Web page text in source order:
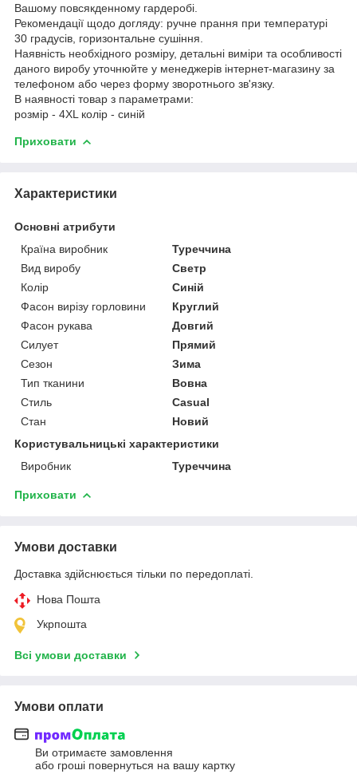
Вашому повсякденному гардеробі.
Рекомендації щодо догляду: ручне прання при температурі
30 градусів, горизонтальне сушіння.
Наявність необхідного розміру, детальні виміри та особливості
даного виробу уточнюйте у менеджерів інтернет-магазину за
телефоном або через форму зворотнього зв'язку.
В наявності товар з параметрами:
розмір - 4XL колір - синій
Приховати
Характеристики
Основні атрибути
Країна виробник
Туреччина
Вид виробу
Светр
Колір
Синій
Фасон вирізу горловини
Круглий
Фасон рукава
Довгий
Силует
Прямий
Сезон
Зима
Тип тканини
Вовна
Стиль
Casual
Стан
Новий
Користувальницькі характеристики
Виробник
Туреччина
Приховати
Умови доставки
Доставка здійснюється тільки по передоплаті.
Нова Пошта
Укрпошта
Всі умови доставки
Умови оплати
Ви отримаєте замовлення
або гроші повернуться на вашу картку